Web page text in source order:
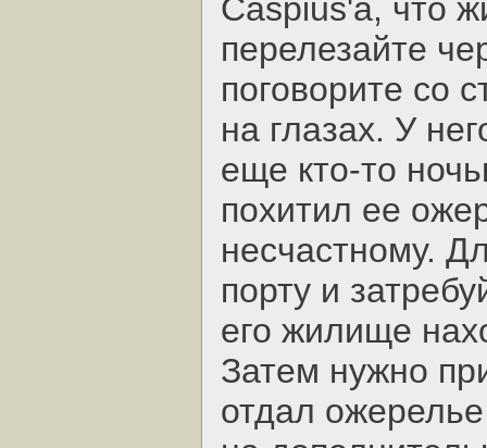
Caspius'a, что
перелезайте
поговорите со
на глазах. У
еще кто-то
похитил ее
несчастному.
порту и
его жилище
Затем нужно
отдал